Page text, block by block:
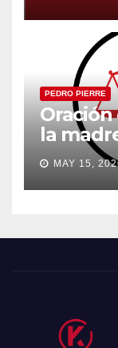
PEDRO PIERRE
la
MAY 15,